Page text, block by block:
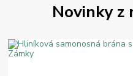
Novinky z